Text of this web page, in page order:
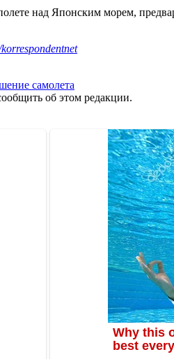
над Японским морем,
самолета
об этом редакции.